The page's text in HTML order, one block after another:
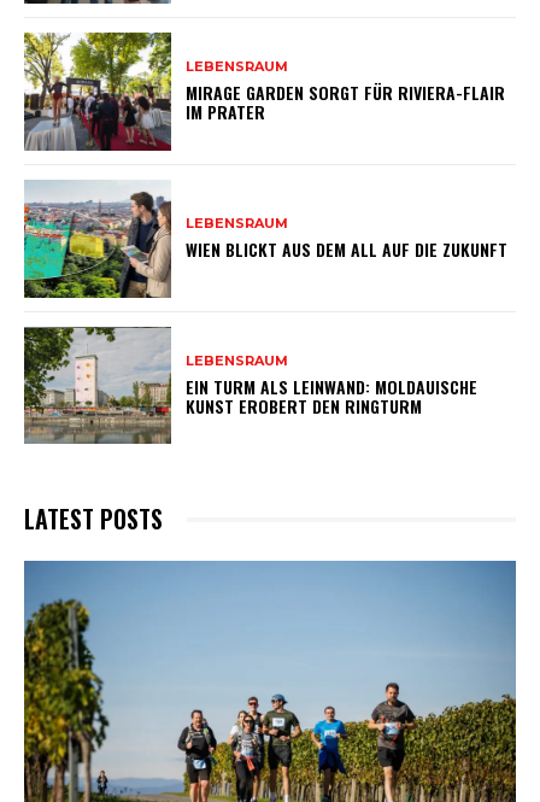
LEBENSRAUM
MIRAGE GARDEN SORGT FÜR RIVIERA-FLAIR
IM PRATER
LEBENSRAUM
WIEN BLICKT AUS DEM ALL AUF DIE ZUKUNFT
LEBENSRAUM
EIN TURM ALS LEINWAND: MOLDAUISCHE
KUNST EROBERT DEN RINGTURM
LATEST POSTS